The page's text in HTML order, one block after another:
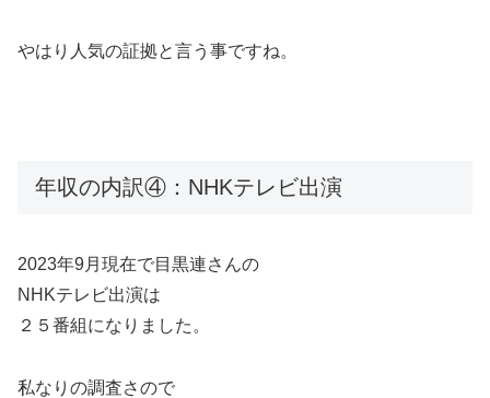
やはり人気の証拠と言う事ですね。
年収の内訳④：NHKテレビ出演
2023年9月現在で目黒連さんの
NHKテレビ出演は
２５番組になりました。
私なりの調査さので